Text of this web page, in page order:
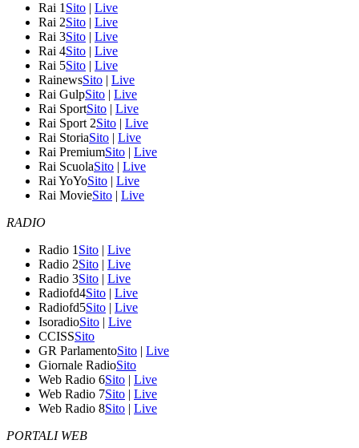
Rai 1 Sito | Live
Rai 2Sito | Live
Rai 3Sito | Live
Rai 4Sito | Live
Rai 5Sito | Live
RainewsSito | Live
Rai GulpSito | Live
Rai SportSito | Live
Rai Sport 2Sito | Live
Rai StoriaSito | Live
Rai PremiumSito | Live
Rai ScuolaSito | Live
Rai YoYoSito | Live
Rai MovieSito | Live
RADIO
Radio 1 Sito | Live
Radio 2Sito | Live
Radio 3Sito | Live
Radiofd4Sito | Live
Radiofd5Sito | Live
IsoradioSito | Live
CCISSSito
GR ParlamentoSito | Live
Giornale RadioSito
Web Radio 6Sito | Live
Web Radio 7Sito | Live
Web Radio 8Sito | Live
PORTALI WEB